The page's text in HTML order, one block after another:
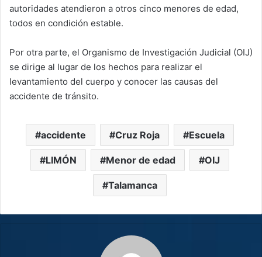
autoridades atendieron a otros cinco menores de edad,
todos en condición estable.
Por otra parte, el Organismo de Investigación Judicial (OIJ)
se dirige al lugar de los hechos para realizar el
levantamiento del cuerpo y conocer las causas del
accidente de tránsito.
accidente Cruz Roja Escuela
LIMÓN Menor de edad OIJ
Talamanca